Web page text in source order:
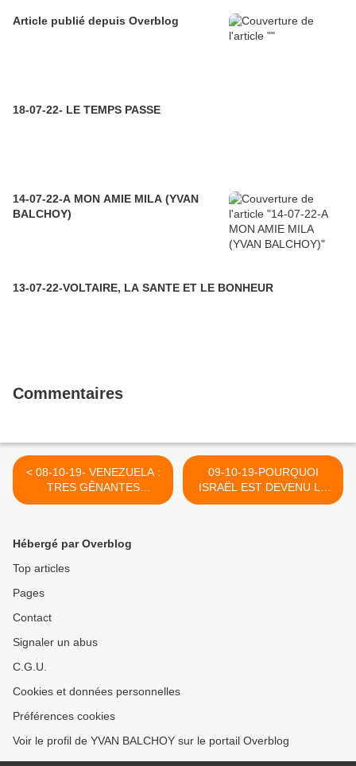
Article publié depuis Overblog
18-07-22- LE TEMPS PASSE
14-07-22-A MON AMIE MILA (YVAN
BALCHOY)
13-07-22-VOLTAIRE, LA SANTE ET LE BONHEUR
Commentaires
< 08-10-19- VENEZUELA :
TRES GÊNANTES
PHOTOS DU PRETENDU
RECONNU PAR NOS
MEDIA, LE TRAITRE
09-10-19-POURQUOI
ISRAËL EST DEVENU LA
COQUELUCHE DE TOUS
Hébergé par Overblog
Top articles
Pages
Contact
Signaler un abus
C.G.U.
Cookies et données personnelles
Préférences cookies
Voir le profil de YVAN BALCHOY sur le portail Overblog